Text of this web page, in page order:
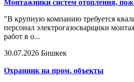
Монтажники систем отопления,
"В крупную компанию требуется
персонал электрогазосварщики
работ в о...
30.07.2026 Бишкек
Охранник на пром. объекты